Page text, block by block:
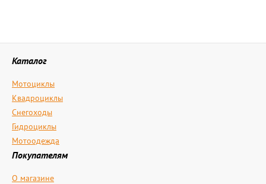
Каталог
Мотоциклы
Квадроциклы
Снегоходы
Гидроциклы
Мотоодежда
Покупателям
О магазине